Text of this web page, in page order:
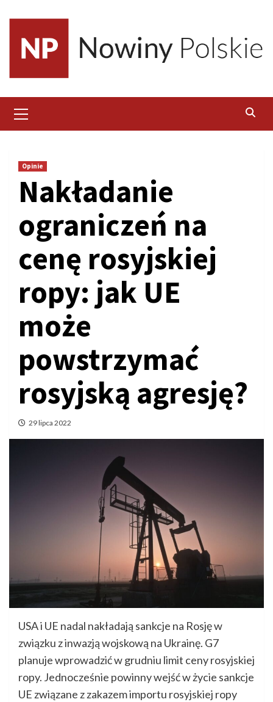
content
Menu
Opinie
Nakładanie
ograniczeń na
cenę rosyjskiej
ropy: jak UE
może
powstrzymać
rosyjską agresję?
29 lipca 2022
USA i UE nadal nakładają sankcje na Rosję w
związku z inwazją wojskową na Ukrainę. G7
planuje wprowadzić w grudniu limit ceny rosyjskiej
ropy. Jednocześnie powinny wejść w życie sankcje
UE związane z zakazem importu rosyjskiej ropy